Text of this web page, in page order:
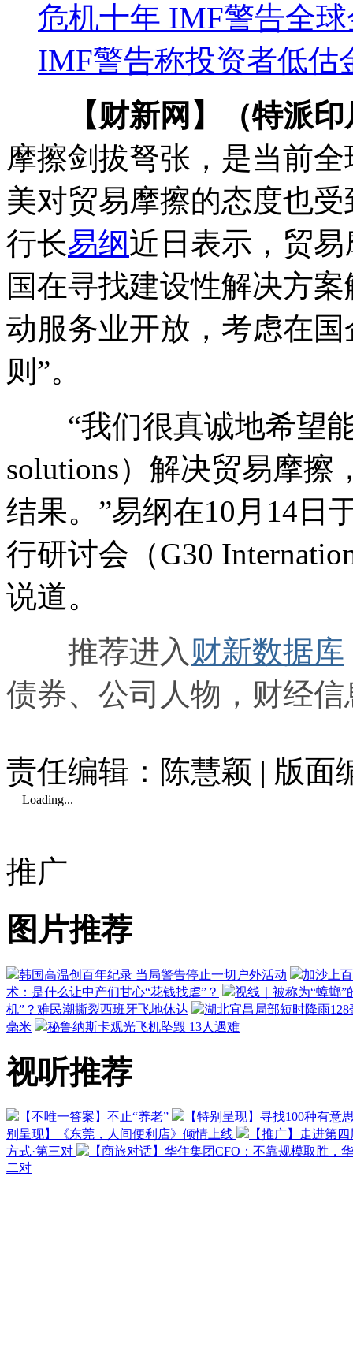
危机十年 IMF警告全
IMF警告称投资者低估
【财新网】（特派
摩擦剑拔弩张，是当前
美对贸易摩擦的态度也
行长易纲近日表示，贸
国在寻找建设性解决方
动服务业开放，考虑在
则”。
“我们很真诚地希望能
solutions）解决贸易摩
结果。”易纲在10月14日
行研讨会（G30
说道。
推荐进入 财新数据库
债券、公司人物，财经
责任编辑：陈慧颖 | 版面
Loading...
推广
图片推荐
韩国高温创百年纪录 当局警告停止一切户外活动
加沙上
术：是什么让中产们甘心“花钱找虐”？
视线｜被称为“蟑螂
机”？难民潮撕裂西班牙飞地休达
湖北宜昌局部短时降雨
毫米
秘鲁纳斯卡观光飞机坠毁 13人遇难
视听推荐
【不唯一答案】不止“养老”
【特别呈现】寻找100种有意
别呈现】《东莞，人间便利店》倾情上线
【推广】走进第
方式·第三对
【商旅对话】华住集团CFO：不靠规模取胜，
二对